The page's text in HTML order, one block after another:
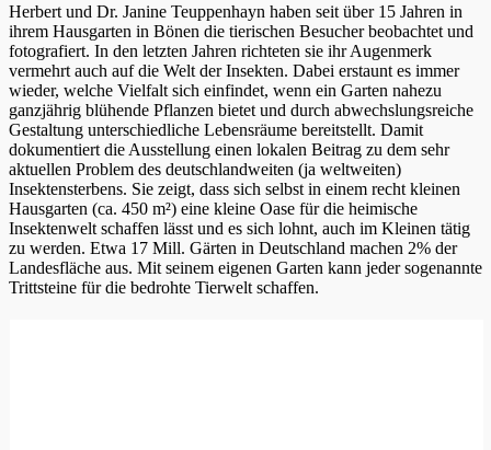
Herbert und Dr. Janine Teuppenhayn haben seit über 15 Jahren in
ihrem Hausgarten in Bönen die tierischen Besucher beobachtet und
fotografiert. In den letzten Jahren richteten sie ihr Augenmerk
vermehrt auch auf die Welt der Insekten. Dabei erstaunt es immer
wieder, welche Vielfalt sich einfindet, wenn ein Garten nahezu
ganzjährig blühende Pflanzen bietet und durch abwechslungsreiche
Gestaltung unterschiedliche Lebensräume bereitstellt. Damit
dokumentiert die Ausstellung einen lokalen Beitrag zu dem sehr
aktuellen Problem des deutschlandweiten (ja weltweiten)
Insektensterbens. Sie zeigt, dass sich selbst in einem recht kleinen
Hausgarten (ca. 450 m²) eine kleine Oase für die heimische
Insektenwelt schaffen lässt und es sich lohnt, auch im Kleinen tätig
zu werden. Etwa 17 Mill. Gärten in Deutschland machen 2% der
Landesfläche aus. Mit seinem eigenen Garten kann jeder sogenannte
Trittsteine für die bedrohte Tierwelt schaffen.